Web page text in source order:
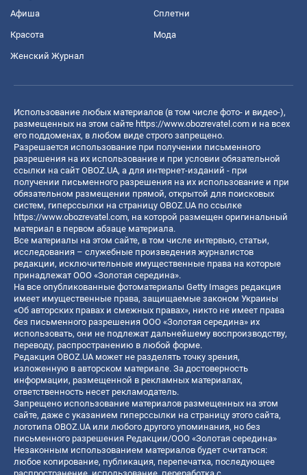
Афиша Сплетни
Красота Мода
Женский Журнал
Использование любых материалов (в том числе фото- и видео-),
размещенных на этом сайте https://www.obozrevatel.com и на всех
его поддоменах, в любом виде строго запрещено.
Разрешается использование при получении письменного
разрешения на их использование и при условии обязательной
ссылки на сайт OBOZ.UA, а для интернет-изданий - при
получении письменного разрешения на их использование и при
обязательном размещении прямой, открытой для поисковых
систем, гиперссылки на страницу OBOZ.UA по ссылке
https://www.obozrevatel.com, на которой размещен оригинальный
материал в первом абзаце материала.
Все материалы на этом сайте, в том числе интервью, статьи,
исследования – служебные произведения журналистов
редакции, исключительные имущественные права на которые
принадлежат ООО «Золотая середина».
На все опубликованные фотоматериалы Getty Images редакция
имеет имущественные права, защищаемые законом Украины
«Об авторских правах и смежных правах», никто не имеет права
без письменного разрешения ООО «Золотая середина» их
использовать, они не подлежат дальнейшему воспроизводству,
переводу, распространению в любой форме.
Редакция OBOZ.UA может не разделять точку зрения,
изложенную в авторском материале. За достоверность
информации, размещенной в рекламных материалах,
ответственность несет рекламодатель.
Запрещено использование материалов размещенных на этом
сайте, даже с указанием гиперссылки на страницу этого сайта,
логотипа OBOZ.UA или любого другого упоминания, но без
письменного разрешения Редакции/ООО «Золотая середина»
Незаконным использованием материалов будет считаться:
любое копирование, публикация, перепечатка, последующее